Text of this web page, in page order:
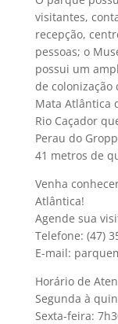
visitantes,
recepção,
pessoas; o
possui um
de colonização
Mata Atlântica
Rio Caçador
Perau do
41 metros de
Venha
Atlântica!
Agende sua
Telefone: (47)
E-mail:
Horário de
Segunda à
Sexta-feira: